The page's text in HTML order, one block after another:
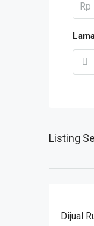
Rp
Listing
Dijual